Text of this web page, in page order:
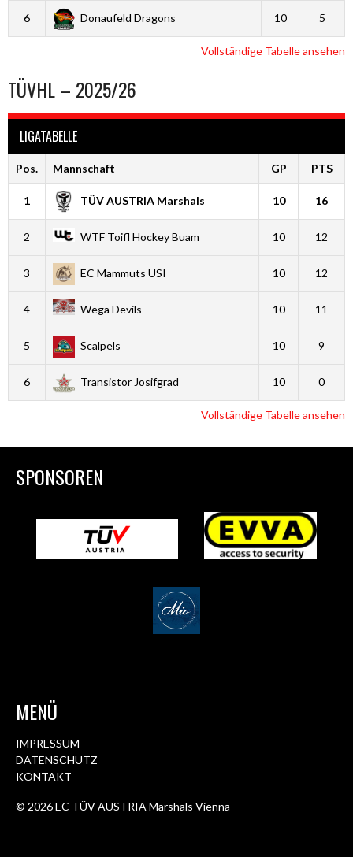
6 Donaufeld Dragons 10 5
Vollständige Tabelle ansehen
TÜVHL – 2025/26
LIGATABELLE
Pos. Mannschaft GP PTS
1 TÜV AUSTRIA Marshals 10 16
2 WTF Toifl Hockey Buam 10 12
3 EC Mammuts USI 10 12
4 Wega Devils 10 11
5 Scalpels 10 9
6 Transistor Josifgrad 10 0
Vollständige Tabelle ansehen
SPONSOREN
MENÜ
IMPRESSUM
DATENSCHUTZ
KONTAKT
© 2026 EC TÜV AUSTRIA Marshals Vienna